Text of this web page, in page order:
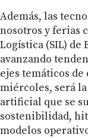
Además, las
nosotros y ferias
Logística (SIL) de
avanzando
ejes temáticos
miércoles, será
artificial que se
sostenibilidad,
modelos